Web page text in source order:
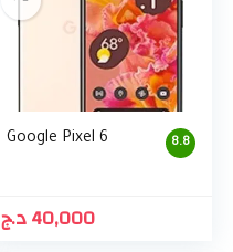
8.8
Google Pixel 6
40,000د.ج